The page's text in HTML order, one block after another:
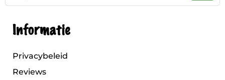
Informatie
Privacybeleid
Reviews